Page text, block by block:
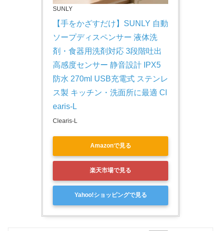
SUNLY
【手をかざすだけ】SUNLY 自動
ソープディスペンサー 液体洗
剤・食器用洗剤対応 3段階吐出
高感度センサー 静音設計 IPX5
防水 270ml USB充電式 ステンレ
ス製 キッチン・洗面所に最適 Cl
earis-L
Clearis-L
Amazonで見る
楽天市場で見る
Yahoo!ショッピングで見る